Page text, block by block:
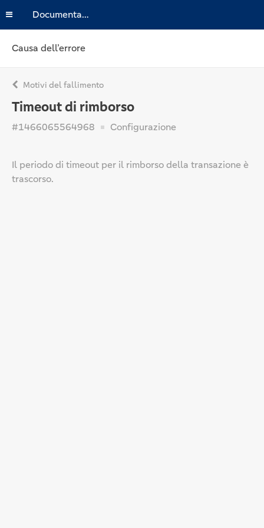
Documentazione
Causa dell’errore
Motivi del fallimento
Timeout di rimborso
#1466065564968 Configurazione
Il periodo di timeout per il rimborso della transazione è
trascorso.